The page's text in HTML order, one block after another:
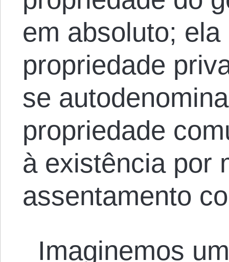
em absoluto;
propriedade
se
propriedade
à existência por
assentamento
Imaginemos